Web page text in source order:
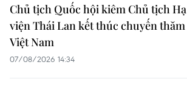
Chủ tịch Quốc hội kiêm Chủ tịch Hạ
viện Thái Lan kết thúc chuyến thăm
Việt Nam
07/08/2026 14:34